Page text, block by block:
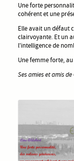
Une forte
cohérent et une
Elle avait un défaut
clairvoyante. Et un
l'intelligence de
Une femme forte,
Ses amies et amis